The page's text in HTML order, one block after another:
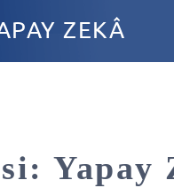
ZEKÂ
Yapay